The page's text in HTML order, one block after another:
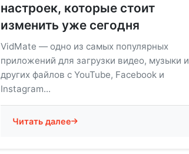
настроек, которые стоит
изменить уже сегодня
VidMate — одно из самых популярных
приложений для загрузки видео, музыки и
других файлов с YouTube, Facebook и
Instagram...
Читать далее